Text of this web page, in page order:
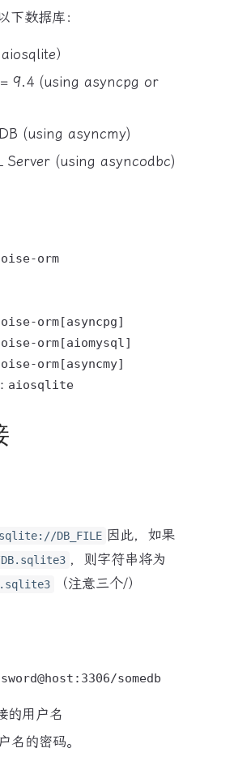
数据库：
）
9.4 (using asyncpg or
(using asyncmy)
Server (using asyncodbc)
orm
orm[asyncpg]
orm[aiomysql]
orm[asyncmy]
sqlite://DB_FILE 因此，如果
，则字符串将为
（注意三个/）
的用户名
的密码。